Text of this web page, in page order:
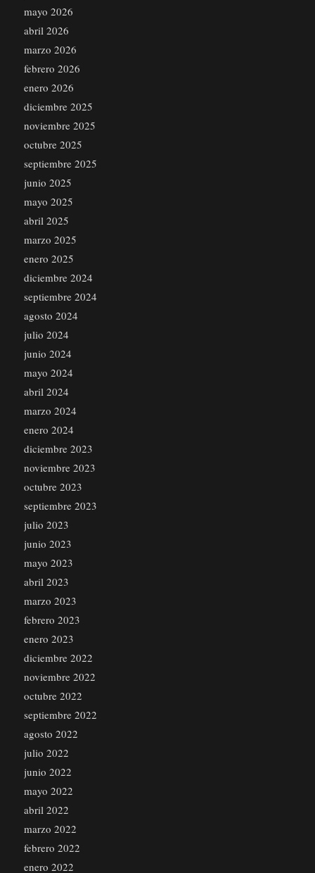
mayo 2026
abril 2026
marzo 2026
febrero 2026
enero 2026
diciembre 2025
noviembre 2025
octubre 2025
septiembre 2025
junio 2025
mayo 2025
abril 2025
marzo 2025
enero 2025
diciembre 2024
septiembre 2024
agosto 2024
julio 2024
junio 2024
mayo 2024
abril 2024
marzo 2024
enero 2024
diciembre 2023
noviembre 2023
octubre 2023
septiembre 2023
julio 2023
junio 2023
mayo 2023
abril 2023
marzo 2023
febrero 2023
enero 2023
diciembre 2022
noviembre 2022
octubre 2022
septiembre 2022
agosto 2022
julio 2022
junio 2022
mayo 2022
abril 2022
marzo 2022
febrero 2022
enero 2022